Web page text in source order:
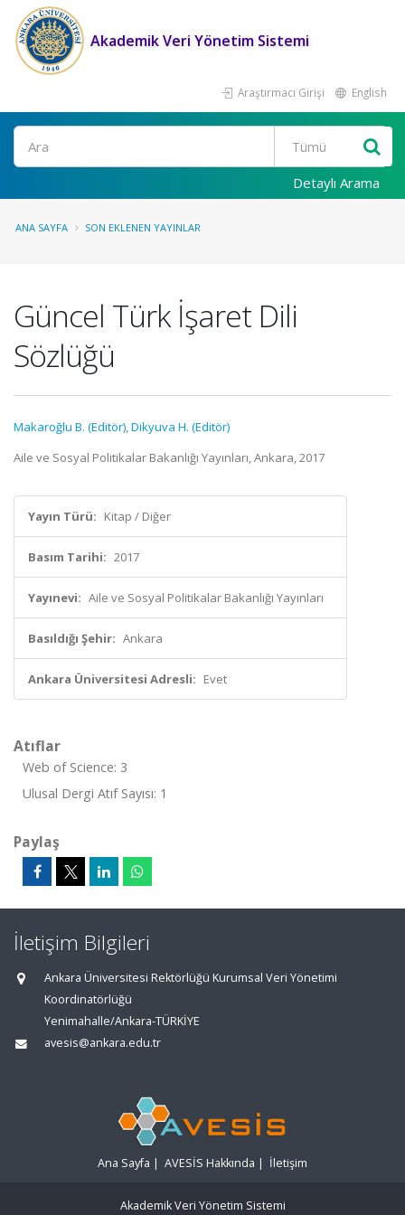
Akademik Veri Yönetim Sistemi
Araştırmacı Girişi English
Ara
Detaylı Arama
ANA SAYFA SON EKLENEN YAYINLAR
Güncel Türk İşaret Dili
Sözlüğü
Makaroğlu B. (Editör),Dikyuva H. (Editör)
Aile ve Sosyal Politikalar Bakanlığı Yayınları, Ankara, 2017
Yayın Türü: Kitap / Diğer
Basım Tarihi: 2017
Yayınevi: Aile ve Sosyal Politikalar Bakanlığı Yayınları
Basıldığı Şehir: Ankara
Ankara Üniversitesi Adresli: Evet
Atıflar
Web of Science: 3
Ulusal Dergi Atıf Sayısı: 1
Paylaş
İletişim Bilgileri
Ankara Üniversitesi Rektörlüğü Kurumsal Veri Yönetimi
Koordinatörlüğü
Yenimahalle/Ankara-TÜRKİYE
avesis@ankara.edu.tr
Ana Sayfa | AVESİS Hakkında | İletişim
Akademik Veri Yönetim Sistemi